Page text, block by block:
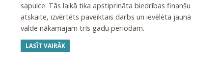
sapulce. Tās laikā tika apstiprināta biedrības finanšu
atskaite, izvērtēts paveiktais darbs un ievēlēta jaunā
valde nākamajam trīs gadu periodam.
LASĪT VAIRĀK